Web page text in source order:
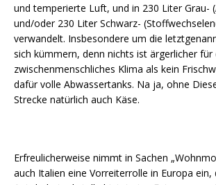
und temperierte Luft, und in 230 Liter Grau-
und/oder 230 Liter Schwarz-
verwandelt. Insbesondere um die
sich kümmern, denn nichts ist ärgerlicher
zwischenmenschliches Klima als kein
dafür volle Abwassertanks. Na ja, ohne
Strecke natürlich auch Käse.
Erfreulicherweise nimmt in Sachen
auch Italien eine Vorreiterrolle in Europa ein,